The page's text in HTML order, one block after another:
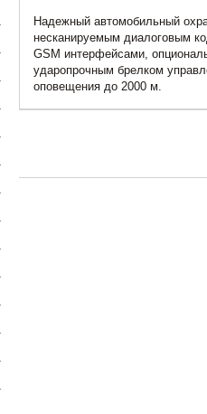
Надежный автомобильный
несканируемым диалоговым
GSM интерфейсами,
ударопрочным брелком
оповещения до 2000 м.